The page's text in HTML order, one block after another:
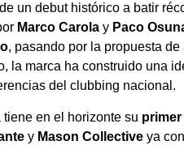
un debut histórico a batir
Marco Carola y Paco
, pasando por la propuesta
la marca ha construido una
del clubbing nacional.
en el horizonte su
y Mason Collective ya